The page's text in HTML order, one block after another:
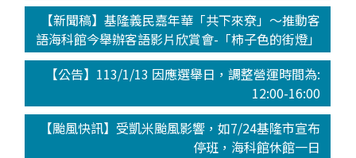
【新聞稿】基隆義民嘉年華「共下來尞」～推動客
語海科館今舉辦客語影片欣賞會-「柿子色的街燈」
【公告】113/1/13 因應選舉日，調整營運時間為:
12:00-16:00
【颱風快訊】受凱米颱風影響，如7/24基隆市宣布
停班，海科館休館一日